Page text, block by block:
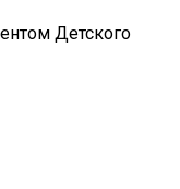
Детского